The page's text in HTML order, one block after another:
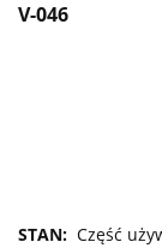
V-046
STAN: Część